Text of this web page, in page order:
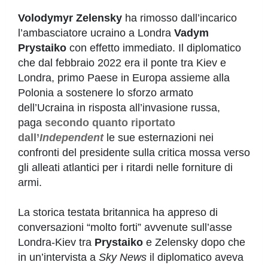
Volodymyr Zelensky ha rimosso dall’incarico
l’ambasciatore ucraino a Londra Vadym
Prystaiko con effetto immediato. Il diplomatico
che dal febbraio 2022 era il ponte tra Kiev e
Londra, primo Paese in Europa assieme alla
Polonia a sostenere lo sforzo armato
dell’Ucraina in risposta all’invasione russa,
paga secondo quanto riportato
dall’Independent le sue esternazioni nei
confronti del presidente sulla critica mossa verso
gli alleati atlantici per i ritardi nelle forniture di
armi.
La storica testata britannica ha appreso di
conversazioni “molto forti” avvenute sull’asse
Londra-Kiev tra Prystaiko e Zelensky dopo che
in un’intervista a Sky News il diplomatico aveva